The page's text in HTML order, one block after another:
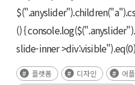
() {
slide-inner
플랫폼 디자인
어